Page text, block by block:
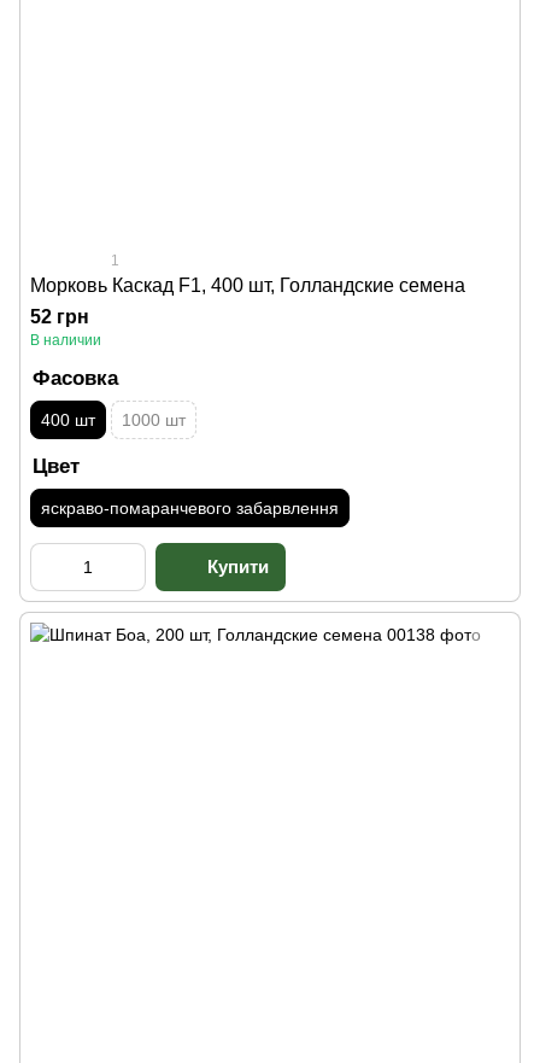
1
Морковь Каскад F1, 400 шт, Голландские семена
52 грн
В наличии
Фасовка
400 шт 1000 шт
Цвет
яскраво-помаранчевого забарвлення